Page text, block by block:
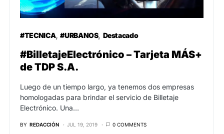
#TECNICA #URBANOS Destacado
#BilletajeElectrónico – Tarjeta MÁS+
de TDP S.A.
Luego de un tiempo largo, ya tenemos dos empresas
homologadas para brindar el servicio de Billetaje
Electrónico. Una…
BY REDACCIÓN JUL 19, 2019 0 COMMENTS